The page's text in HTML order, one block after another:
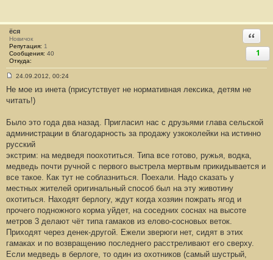
2
4
ёся
Новичок
Репутация: 1
Сообщения: 40
Откуда:
1
о
б
н
и
е
#
2
24.09.2012, 00:24
Не мое из инета (присутствует не нормативная лексика, детям не
читать!)
Было это года два назад. Пригласил нас с друзьями глава сельской
администрации в благодарность за продажу узкоколейки на истинно
русский
экстрим: на медведя поохотиться. Типа все готово, ружья, водка,
медведь почти ручной с первого выстрела мертвым прикидывается и
все такое. Как тут не соблазниться. Поехали. Надо сказать у
местных жителей оригинальный способ был на эту животину
охотиться. Находят берлогу, ждут когда хозяин пожрать ягод и
прочего подножного корма уйдет, на соседних соснах на высоте
метров 3 делают чёт типа гамаков из елово-сосновых веток.
Приходят через денек-другой. Ежели зверюги нет, сидят в этих
гамаках и по возвращению последнего расстреливают его сверху.
Если медведь в берлоге, то один из охотников (самый шустрый,